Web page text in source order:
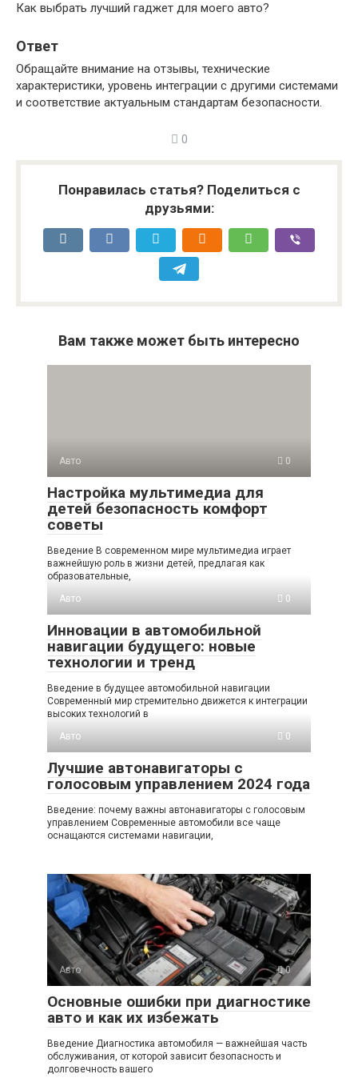
Как выбрать лучший гаджет для моего авто?
Ответ
Обращайте внимание на отзывы, технические
характеристики, уровень интеграции с другими системами
и соответствие актуальным стандартам безопасности.
0
Понравилась статья? Поделиться с
друзьями:
Вам также может быть интересно
Авто 0
Настройка мультимедиа для
детей безопасность комфорт
советы
Введение В современном мире мультимедиа играет
важнейшую роль в жизни детей, предлагая как
образовательные,
Авто
0
Инновации в автомобильной
навигации будущего: новые
технологии и тренд
Введение в будущее автомобильной навигации
Современный мир стремительно движется к интеграции
высоких технологий в
Авто
0
Лучшие автонавигаторы с
голосовым управлением 2024 года
Введение: почему важны автонавигаторы с голосовым
управлением Современные автомобили все чаще
оснащаются системами навигации,
Авто 0
Основные ошибки при диагностике
авто и как их избежать
Введение Диагностика автомобиля — важнейшая часть
обслуживания, от которой зависит безопасность и
долговечность вашего